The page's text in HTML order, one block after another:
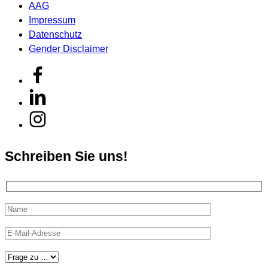
AAG
Impressum
Datenschutz
Gender Disclaimer
Schreiben Sie uns!